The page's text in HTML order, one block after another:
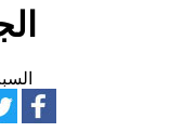
17:56 2018